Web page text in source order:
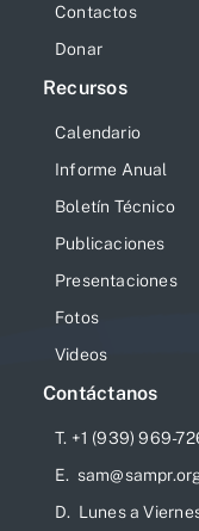
Contactos
Donar
Recursos
Calendario
Informe Anual
Boletín Técnico
Publicaciones
Presentaciones
Fotos
Videos
Contáctanos
T. +1 (939) 969-
E.
D. Lunes a